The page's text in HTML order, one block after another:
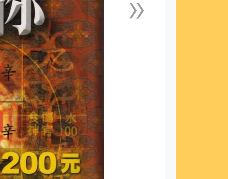
下一張